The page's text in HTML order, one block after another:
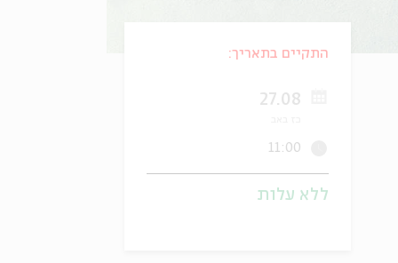
התקיים בתאריך:
27.08
11:00
ללא עלות